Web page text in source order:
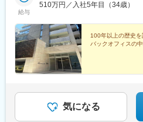
給与
510万円／入社5年目（34歳）
100年以上の歴史
バックオフィスの
気になる